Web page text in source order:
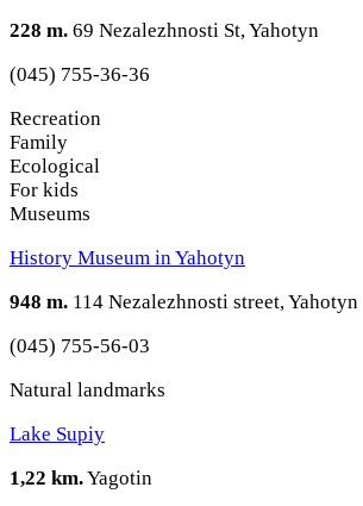
228 m. 69 Nezalezhnosti St, Yahotyn
(045) 755-36-36
Recreation
Family
Ecological
For kids
Museums
History Museum in Yahotyn
948 m. 114 Nezalezhnosti street, Yahotyn
(045) 755-56-03
Natural landmarks
Lake Supiy
1,22 km.Yagotin